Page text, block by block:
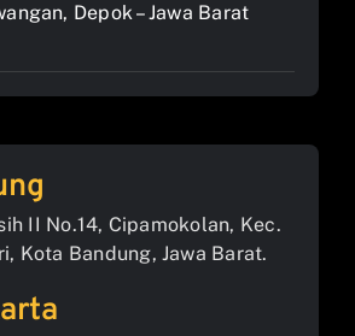
Depok – Jawa Barat
II No.14, Cipamokolan, Kec.
Kota Bandung, Jawa Barat.